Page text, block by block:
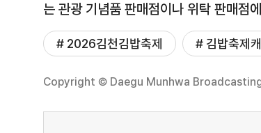
는 관광 기념품 판매점이나 위탁 판매점
# 2026김천김밥축제 # 김밥축제
Copyright © Daegu Munhwa